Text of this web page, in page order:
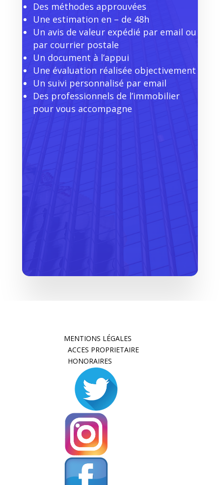
Des méthodes approuvées
Une estimation en – de 48h
Un avis de valeur expédié par email ou
par courrier postale
Un document à l’appui
Une évaluation réalisée objectivement
Un suivi personnalisé par email
Des professionnels de l’immobilier
pour vous accompagne
MENTIONS LÉGALES
ACCES PROPRIETAIRE
HONORAIRES